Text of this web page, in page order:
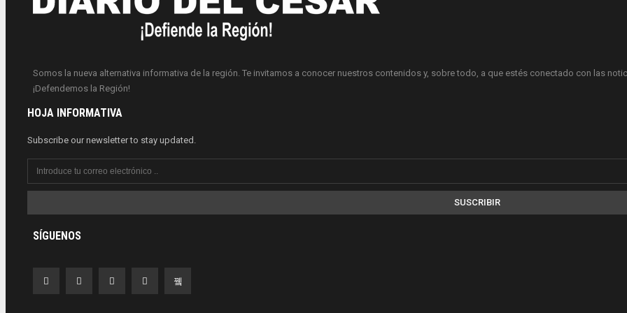
Somos la nueva alternativa informativa de la región. Te invitamos a conocer nuestros contenidos y, sobre todo, a que estés conectado con las
¡Defendemos la Región!
HOJA INFORMATIVA
Subscribe our newsletter to stay updated.
SUSCRIBIR
SÍGUENOS